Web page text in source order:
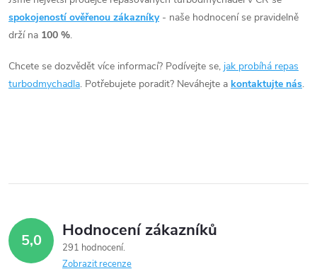
á
a
v
k
spokojeností ověřenou zákazníky- naše hodnocení se pravidelně
drží na 100 %.
Chcete se dozvědět více informací? Podívejte se, jak probíhá repas
turbodmychadla. Potřebujete poradit? Neváhejte a kontaktujte nás.
5,0 Hodnocení zákazníků
291 hodnocení
Zobrazit recenze